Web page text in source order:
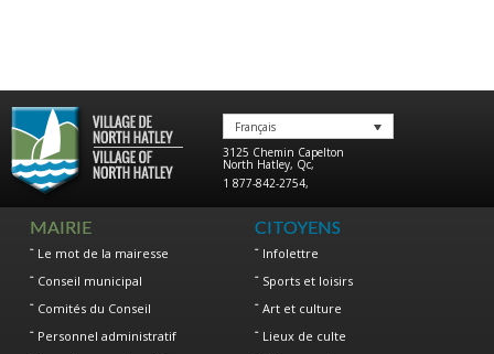
Français
3125 Chemin Capelton
North Hatley, Qc,
1 877-842-2754,
MAIRIE
Le mot de la mairesse
Conseil municipal
Comités du Conseil
Personnel administratif
CITOYENS
Infolettre
Sports et loisirs
Art et culture
Lieux de culte